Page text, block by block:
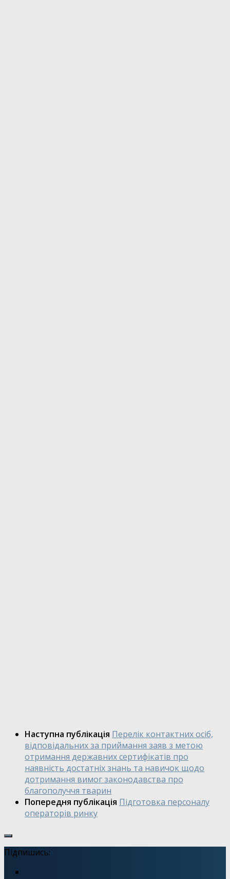
Наступна публікація Перелік контактних осіб,
відповідальних за приймання заяв з метою
отримання державних сертифікатів про
наявність достатніх знань та навичок щодо
дотримання вимог законодавства про
благополуччя тварин
Попередня публікація Підготовка персоналу
операторів ринку
Підпишись: